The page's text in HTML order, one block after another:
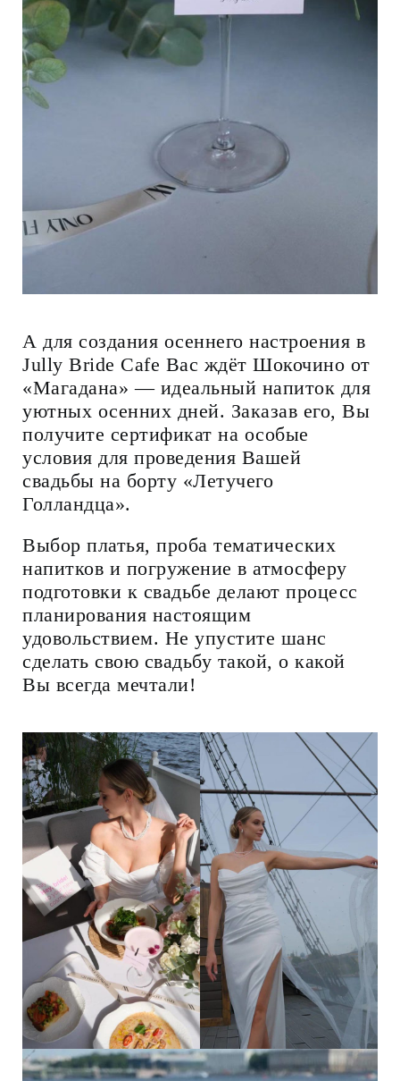
А для создания осеннего настроения в
Jully Bride Cafe Вас ждёт Шокочино от
«Магадана» — идеальный напиток для
уютных осенних дней. Заказав его, Вы
получите сертификат на особые
условия для проведения Вашей
свадьбы на борту «Летучего
Голландца».
Выбор платья, проба тематических
напитков и погружение в атмосферу
подготовки к свадьбе делают процесс
планирования настоящим
удовольствием. Не упустите шанс
сделать свою свадьбу такой, о какой
Вы всегда мечтали!